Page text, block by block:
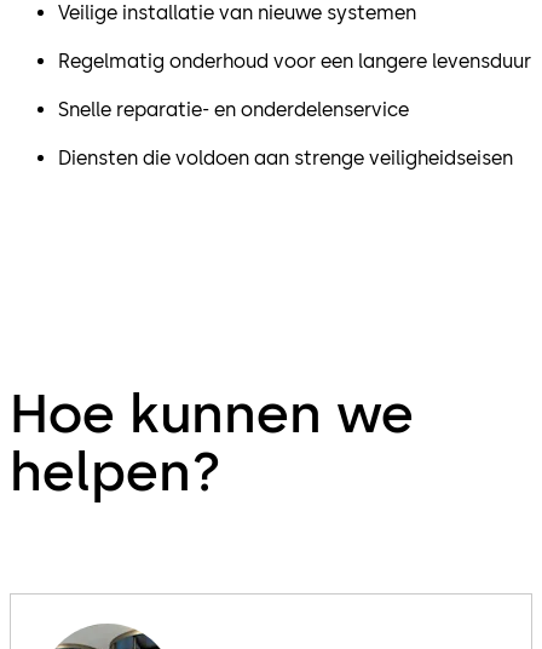
Veilige installatie van nieuwe systemen
Regelmatig onderhoud voor een langere levensduur
Snelle reparatie- en onderdelenservice
Diensten die voldoen aan strenge veiligheidseisen
Hoe kunnen we
helpen?